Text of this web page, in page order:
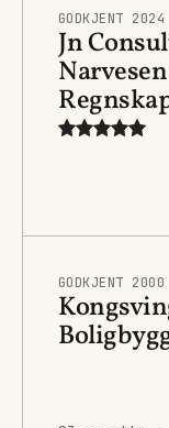
GODKJENT 2024
Jn
GODKJENT 2000